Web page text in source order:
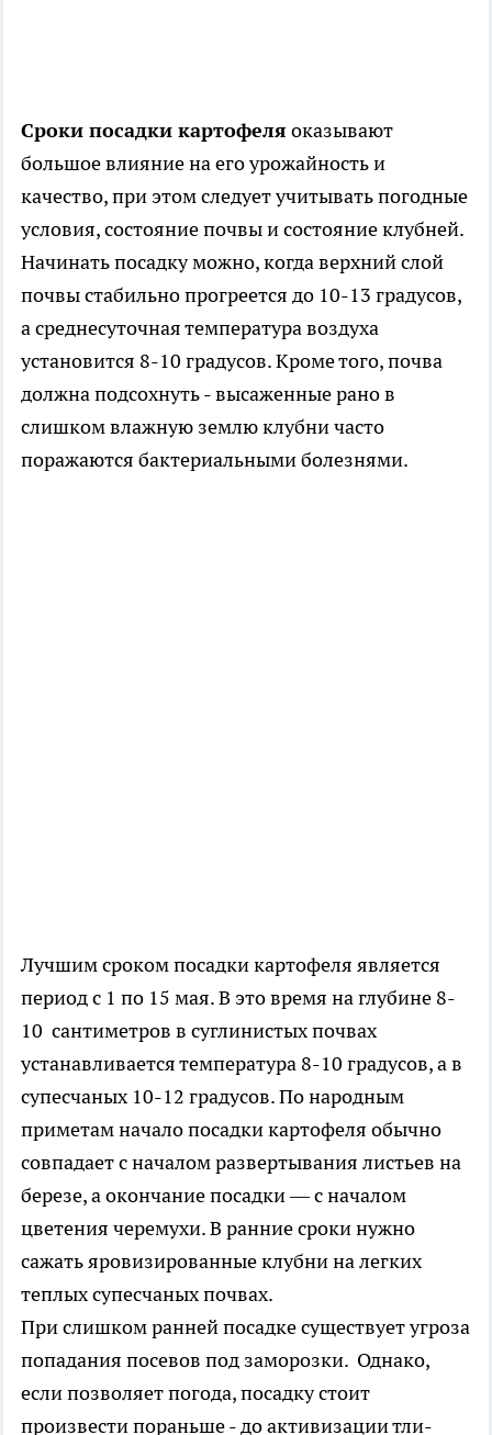
Сроки посадки картофеля оказывают
большое влияние на его урожайность и
качество, при этом следует учитывать погодные
условия, состояние почвы и состояние клубней.
Начинать посадку можно, когда верхний слой
почвы стабильно прогреется до 10-13 градусов,
а среднесуточная температура воздуха
установится 8-10 градусов. Кроме того, почва
должна подсохнуть - высаженные рано в
слишком влажную землю клубни часто
поражаются бактериальными болезнями.
Лучшим сроком посадки картофеля является
период с 1 по 15 мая. В это время на глубине 8-
10 сантиметров в суглинистых почвах
устанавливается температура 8-10 градусов, а в
супесчаных 10-12 градусов. По народным
приметам начало посадки картофеля обычно
совпадает с началом развертывания листьев на
березе, а окончание посадки — с началом
цветения черемухи. В ранние сроки нужно
сажать яровизированные клубни на легких
теплых супесчаных почвах.
При слишком ранней посадке существует угроза
попадания посевов под заморозки. Однако,
если позволяет погода, посадку стоит
произвести пораньше - до активизации тли-